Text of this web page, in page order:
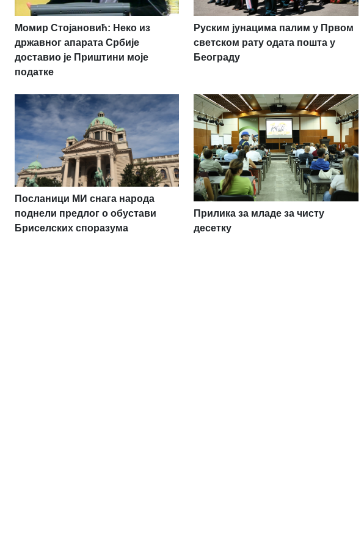
Момир Стојановић: Неко из
државног апарата Србије
доставио је Приштини моје
податке
Руским јунацима палим у Првом
светском рату одата пошта у
Београду
Посланици МИ снага народа
поднели предлог о обустави
Бриселских споразума
Прилика за младе за чисту
десетку